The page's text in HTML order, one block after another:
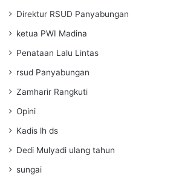
Direktur RSUD Panyabungan
ketua PWI Madina
Penataan Lalu Lintas
rsud Panyabungan
Zamharir Rangkuti
Opini
Kadis lh ds
Dedi Mulyadi ulang tahun
sungai